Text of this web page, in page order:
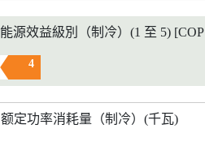
能源效益級別（制冷）(1 至 5) [COP
4
额定功率消耗量（制冷）(千瓦)